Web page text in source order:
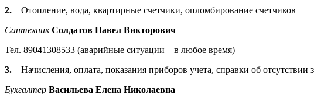
2. Отопление, вода, квартирные счетчики, опломбирование счетчиков
Сантехник Солдатов Павел Викторович
Тел. 89041308533 (аварийные ситуации – в любое время)
3. Начисления, оплата, показания приборов учета, справки об отсутствии
Бухгалтер Васильева Елена Николаевна